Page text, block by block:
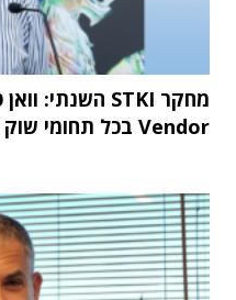
Vendor בכל תחומי שוק ה-IT